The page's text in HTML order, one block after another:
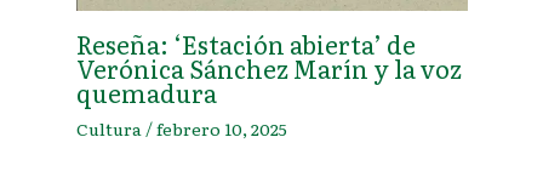
Reseña: ‘Estación abierta’ de
Verónica Sánchez Marín y la voz
quemadura
Cultura/febrero 10, 2025